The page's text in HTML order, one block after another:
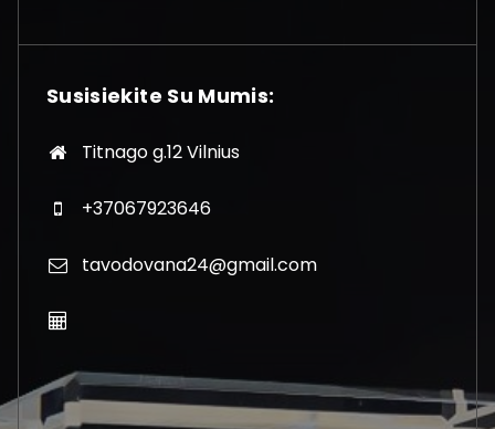
Susisiekite Su Mumis:
Titnago g.12 Vilnius
+37067923646
tavodovana24@gmail.com